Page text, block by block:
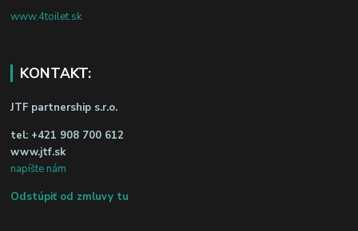
www.4toilet.sk
KONTAKT:
JTF partnership s.r.o.
tel: +421 908 700 612
www.jtf.sk
napíšte nám
Odstúpiť od zmluvy tu